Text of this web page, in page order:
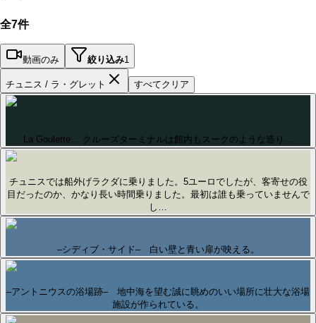
全7件
動画のみ 絞り込み1
チュニス / ラ・グレット すべてクリア
La Goulette… クルーズターミナルは館内もスークのような造り…
チュニスでは船外げラクダに乗りました。5ユーロでしたが、客寄せの役
目だったのか、かなり長い時間乗りました。最初は誰も乗っていませんで
し…
–シディブ・サイド– 白い壁と青い扉が映える。
–アントニウスの浴場跡– 地中海を望む誠に眺めのいい場所に壮大な浴場
施設が作られている。